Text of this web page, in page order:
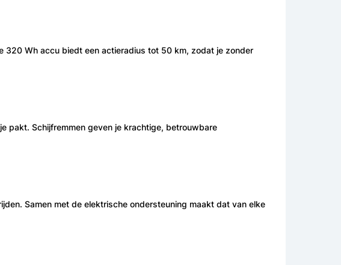
320 Wh accu biedt een actieradius tot 50 km, zodat je zonder
pakt. Schijfremmen geven je krachtige, betrouwbare
Samen met de elektrische ondersteuning maakt dat van elke